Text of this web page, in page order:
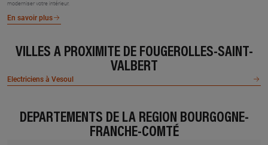
moderniser votre intérieur.
En savoir plus
VILLES À PROXIMITÉ DE FOUGEROLLES-SAINT-
VALBERT
Electriciens à Vesoul
DÉPARTEMENTS DE LA RÉGION BOURGOGNE-
FRANCHE-COMTÉ